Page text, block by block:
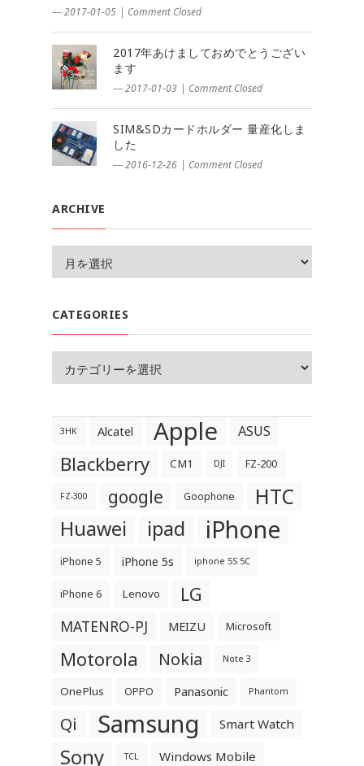
― 2017-01-05 | Comment Closed
2017年あけましておめでとうござい
ます
― 2017-01-03 | Comment Closed
SIM&SDカードホルダー 量産化しま
した
― 2016-12-26 | Comment Closed
ARCHIVE
CATEGORIES
3HK Alcatel Apple ASUS
Blackberry CM1 DJI FZ-200
FZ-300 google Goophone HTC
Huawei ipad iPhone
iPhone 5 iPhone 5s iphone 5S 5C
iPhone 6 Lenovo LG
MATENRO-PJ MEIZU Microsoft
Motorola Nokia Note 3
OnePlus OPPO Panasonic Phantom
Qi Samsung Smart Watch
Sony TCL Windows Mobile